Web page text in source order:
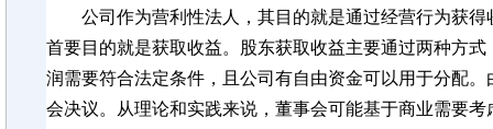
公司作为营利性法人，其目的就是通过经营行为获
首要目的就是获取收益。股东获取收益主要通过两种方
润需要符合法定条件，且公司有自由资金可以用于分配
会决议。从理论和实践来说，董事会可能基于商业需要